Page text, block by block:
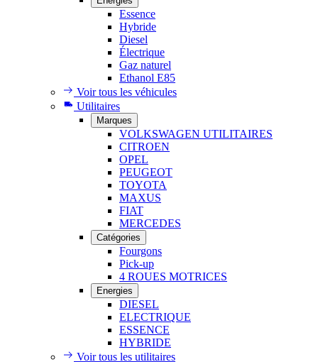
Essence
Hybride
Diesel
Électrique
Gaz naturel
Ethanol E85
Voir tous les véhicules
Utilitaires
Marques
VOLKSWAGEN UTILITAIRES
CITROEN
OPEL
PEUGEOT
TOYOTA
MAXUS
FIAT
MERCEDES
Catégories
Fourgons
Pick-up
4 ROUES MOTRICES
Energies
DIESEL
ELECTRIQUE
ESSENCE
HYBRIDE
Voir tous les utilitaires